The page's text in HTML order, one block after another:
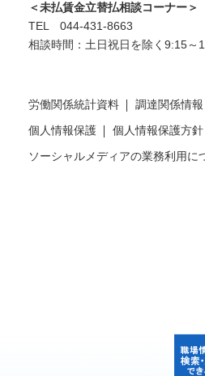
＜未払賃金立替払相談コーナー＞
TEL 044-431-8663
相談時間：土日祝日を除く9:15～
労働関係統計資料 調達関係情報
個人情報保護
個人情報保護方針
ソーシャルメディアの業務利用に